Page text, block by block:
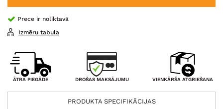
Prece ir noliktavā
Izmēru tabula
ĀTRA PIEGĀDE DROŠAS MAKSĀJUMU VIENKĀRŠA ATGRIEŠANA
PRODUKTA SPECIFIKĀCIJAS